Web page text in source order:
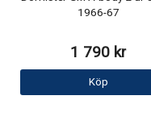
1966-67
1 790 kr
Köp